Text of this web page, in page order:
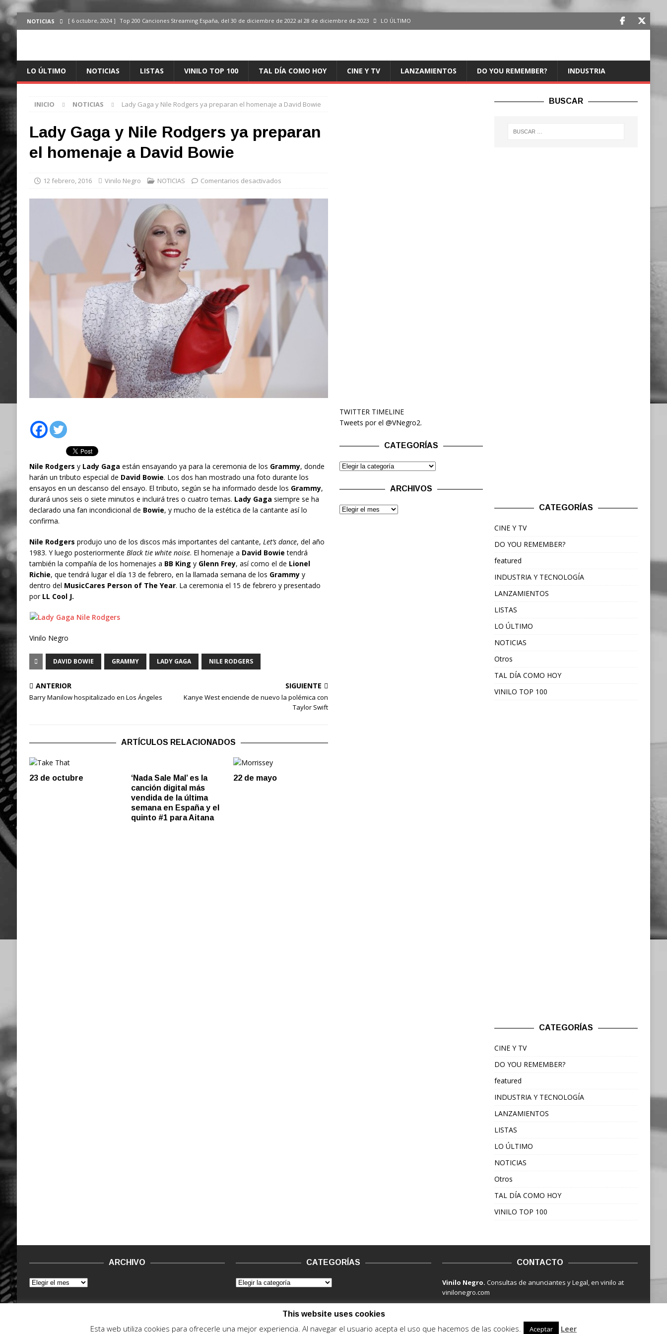
NOTICIAS [ 6 octubre, 2024 ] Top 200 Canciones Streaming España, del 30 de diciembre de 2022 al 28 de diciembre de 2023 LO ÚLTIMO
ÚLTIMO
ÚLTIMO
LO ÚLTIMO NOTICIAS LISTAS VINILO TOP 100 TAL DÍA COMO HOY CINE Y TV LANZAMIENTOS DO YOU REMEMBER? INDUSTRIA
INICIO NOTICIAS Lady Gaga y Nile Rodgers ya preparan el homenaje a David Bowie
Lady Gaga y Nile Rodgers ya preparan
el homenaje a David Bowie
12 febrero, 2016 Vinilo Negro NOTICIAS Comentarios desactivados
Nile Rodgers y Lady Gaga están ensayando ya para la ceremonia de los Grammy, donde
harán un tributo especial de David Bowie. Los dos han mostrado una foto durante los
ensayos en un descanso del ensayo. El tributo, según se ha informado desde los Grammy,
durará unos seis o siete minutos e incluirá tres o cuatro temas. Lady Gaga siempre se ha
declarado una fan incondicional de Bowie, y mucho de la estética de la cantante así lo
confirma.
Nile Rodgers produjo uno de los discos más importantes del cantante, Let’s dance, del año
1983. Y luego posteriormente Black tie white noise. El homenaje a David Bowie tendrá
también la compañía de los homenajes a BB King y Glenn Frey, así como el de Lionel
Richie, que tendrá lugar el día 13 de febrero, en la llamada semana de los Grammyy
dentro del MusicCares Person of The Year. La ceremonia el 15 de febrero y presentado
por LL Cool J.
Vinilo Negro
DAVID BOWIE GRAMMY LADY GAGA NILE RODGERS
ANTERIOR
Barry Manilow hospitalizado en Los Ángeles
SIGUIENTE
Kanye West enciende de nuevo la polémica con
Taylor Swift
ARTÍCULOS RELACIONADOS
23 de octubre
‘Nada Sale Mal’ es la
canción digital más
vendida de la última
semana en España y el
quinto #1 para Aitana
22 de mayo
TWITTER TIMELINE
Tweets por el @VNegro2.
CATEGORÍAS
ARCHIVOS
BUSCAR
CATEGORÍAS
CINE Y TV
DO YOU REMEMBER?
featured
INDUSTRIA Y TECNOLOGÍA
LANZAMIENTOS
LISTAS
LO ÚLTIMO
NOTICIAS
Otros
TAL DÍA COMO HOY
VINILO TOP 100
CATEGORÍAS
CINE Y TV
DO YOU REMEMBER?
featured
INDUSTRIA Y TECNOLOGÍA
LANZAMIENTOS
LISTAS
LO ÚLTIMO
NOTICIAS
Otros
TAL DÍA COMO HOY
VINILO TOP 100
ARCHIVO CATEGORÍAS CONTACTO
Vinilo Negro.Consultas de anunciantes y Legal, en vinilo at
vinilonegro.com
This website uses cookies
Esta web utiliza cookies para ofrecerle una mejor experiencia. Al navegar el usuario acepta el uso que hacemos de las cookies. Aceptar Leer